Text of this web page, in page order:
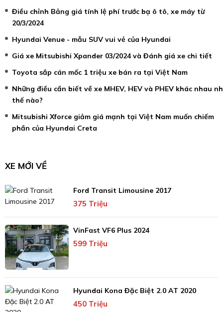
Điều chỉnh Bảng giá tính lệ phí trước bạ ô tô, xe máy từ
20/3/2024
Hyundai Venue - mẫu SUV vui vẻ của Hyundai
Giá xe Mitsubishi Xpander 03/2024 và Đánh giá xe chi tiết
Toyota sắp cán mốc 1 triệu xe bán ra tại Việt Nam
Những điều cần biết về xe MHEV, HEV và PHEV khác nhau
thế nào?
Mitsubishi Xforce giảm giá mạnh tại Việt Nam muốn chiếm
phần của Hyundai Creta
XE MỚI VỀ
Ford Transit Limousine 2017
375 Triệu
VinFast VF6 Plus 2024
599 Triệu
Hyundai Kona Đặc Biệt 2.0 AT 2020
450 Triệu